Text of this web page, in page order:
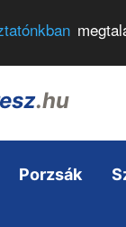
.hu
Porzsák